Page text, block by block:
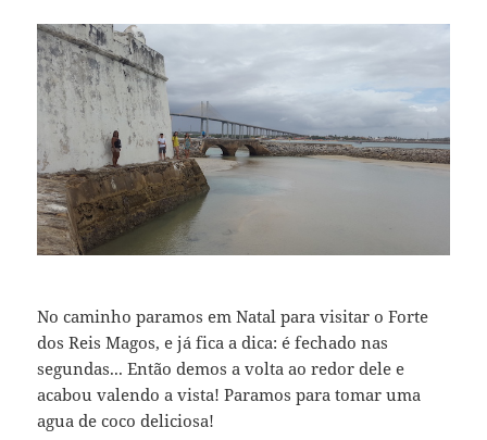
No caminho paramos em Natal para visitar o Forte
dos Reis Magos, e já fica a dica: é fechado nas
segundas... Então demos a volta ao redor dele e
acabou valendo a vista! Paramos para tomar uma
agua de coco deliciosa!